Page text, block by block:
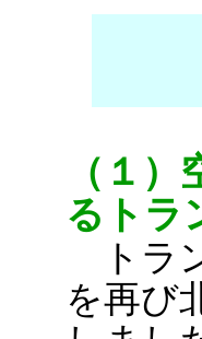
（１
るトラ
トラ
を再び